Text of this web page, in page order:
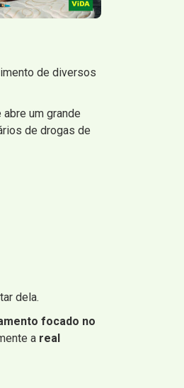
de diversos
um grande
de drogas de
dela.
focado no
a real